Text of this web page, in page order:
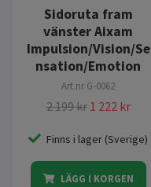
Sidoruta fram
vänster Aixam
Impulsion/Vision/Se
nsation/Emotion
Art.nr G-0062
2 199 kr 1 222 kr
Finns i lager (Sverige)
LÄGG I KORGEN